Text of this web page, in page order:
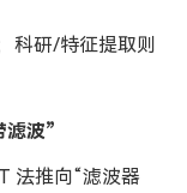
科研/特征提取则
波”
法推向“滤波器